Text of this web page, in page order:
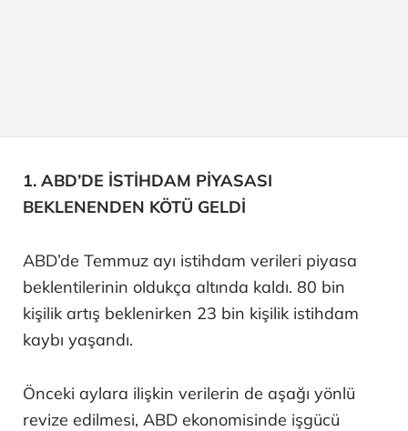
1. ABD’DE İSTİHDAM PİYASASI
BEKLENENDEN KÖTÜ GELDİ
ABD’de Temmuz ayı istihdam verileri piyasa
beklentilerinin oldukça altında kaldı. 80 bin
kişilik artış beklenirken 23 bin kişilik istihdam
kaybı yaşandı.
Önceki aylara ilişkin verilerin de aşağı yönlü
revize edilmesi, ABD ekonomisinde işgücü